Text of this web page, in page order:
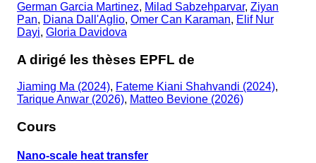
German Garcia Martinez, Milad Sabzehparvar, Ziyan
Pan, Diana Dall'Aglio, Omer Can Karaman, Elif Nur
Dayi, Gloria Davidova
A dirigé les thèses EPFL de
Jiaming Ma (2024), Fateme Kiani Shahvandi (2024),
Tarique Anwar (2026), Matteo Bevione (2026)
Cours
Nano-scale heat transfer